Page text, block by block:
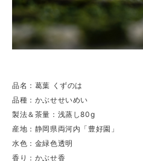
品名：葛葉 くずのは
品種：かぶせせいめい
製法＆茶量：浅蒸し80g
産地：静岡県両河内「豊好園」
水色：金緑色透明
香り：かぶせ香